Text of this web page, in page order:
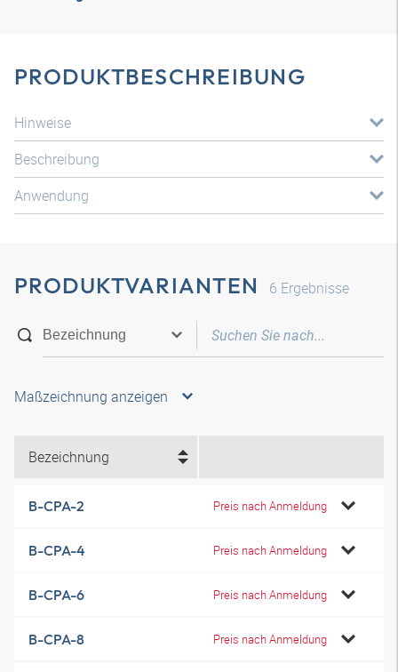
PRODUKTBESCHREIBUNG
Hinweise
Beschreibung
Anwendung
PRODUKTVARIANTEN 6 Ergebnisse
Maßzeichnung anzeigen
Bezeichnung
B-CPA-2 Preis nach Anmeldung
B-CPA-4 Preis nach Anmeldung
B-CPA-6 Preis nach Anmeldung
B-CPA-8 Preis nach Anmeldung